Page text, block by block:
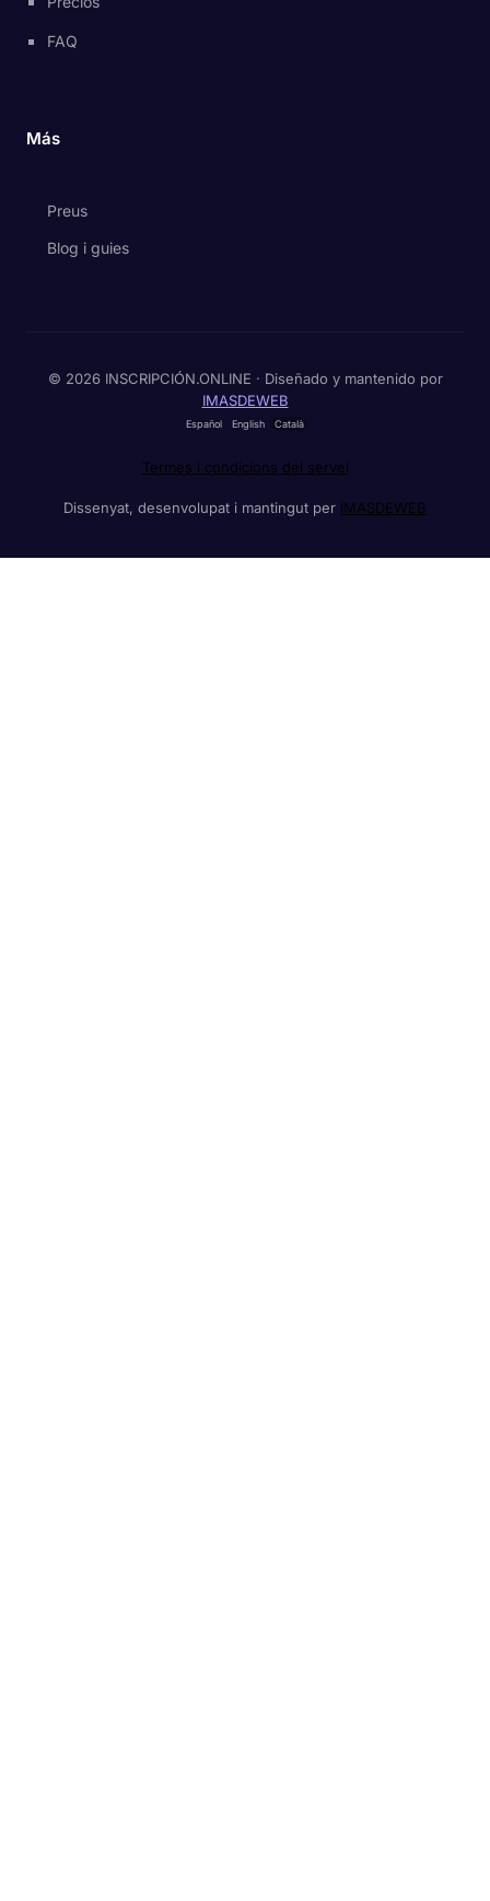
FAQ
Más
Preus
Blog i guies
© 2026 INSCRIPCIÓN.ONLINE · Diseñado y mantenido por
IMASDEWEB
Español English Català
Termes i condicions del servei
Dissenyat, desenvolupat i mantingut per IMASDEWEB